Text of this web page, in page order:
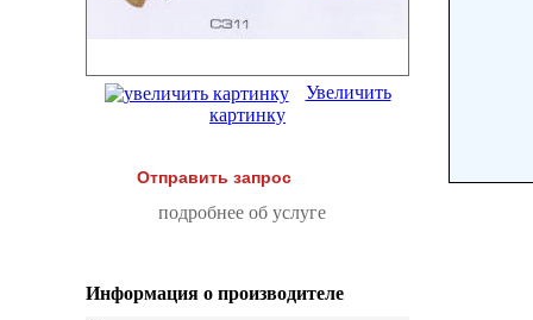
Увеличить
картинку
Отправить запрос
подробнее об услуге
Информация о производителе